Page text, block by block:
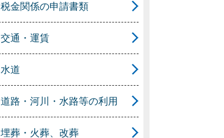
税金関係の申請書類
交通・運賃
水道
道路・河川・水路等の利用
埋葬・火葬、改葬